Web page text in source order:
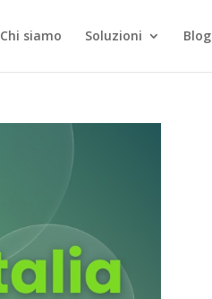
Chi siamo Soluzioni Blog